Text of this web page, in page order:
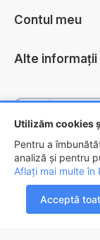
Utilizăm cookies
Pentru a
analiză și pentru
Aflați mai multe
Acceptă
ADAUGĂ
Contul meu
Alte informații
Copyright ©